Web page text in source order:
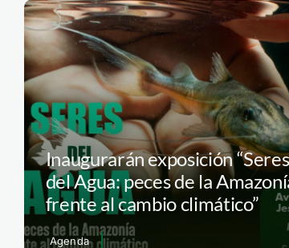
Inaugurarán exposición “Seres
del Agua: peces de la
frente al cambio climático”
Agenda